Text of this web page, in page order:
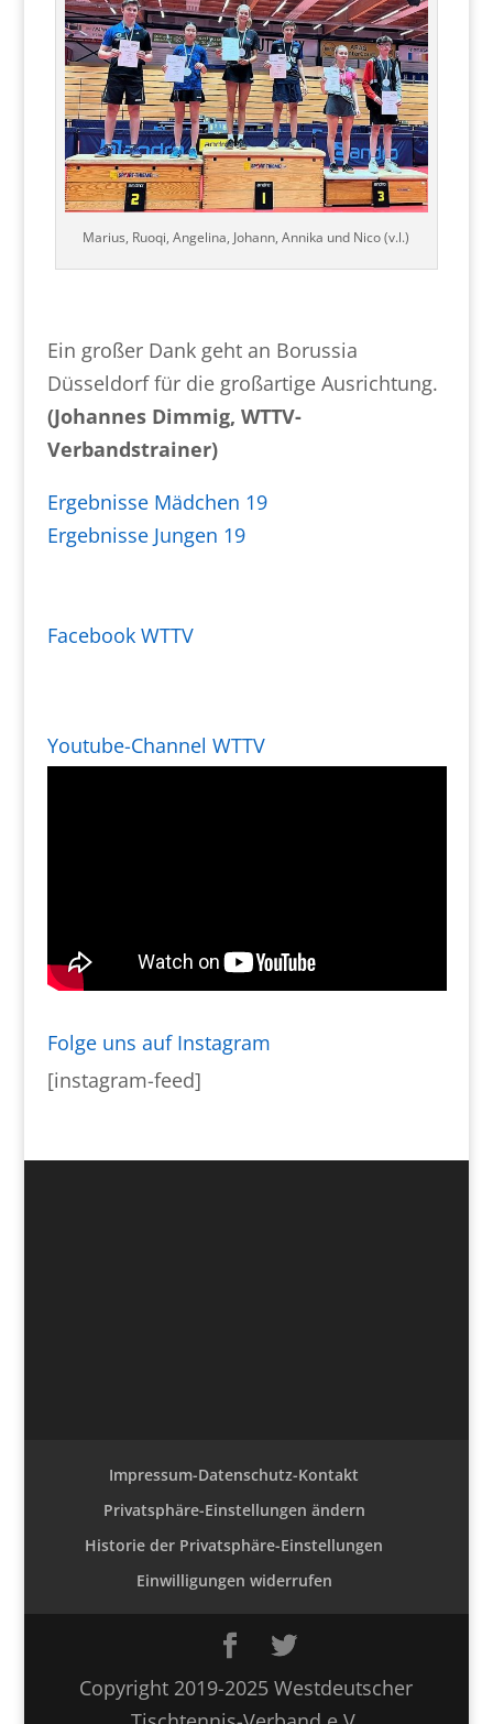
Marius, Ruoqi, Angelina, Johann, Annika und Nico (v.l.)
Ein großer Dank geht an Borussia
Düsseldorf für die großartige Ausrichtung.
(Johannes Dimmig, WTTV-
Verbandstrainer)
Ergebnisse Mädchen 19
Ergebnisse Jungen 19
Facebook WTTV
Youtube-Channel WTTV
Folge uns auf Instagram
[instagram-feed]
Impressum-Datenschutz-Kontakt
Privatsphäre-Einstellungen ändern
Historie der Privatsphäre-Einstellungen
Einwilligungen widerrufen
Copyright 2019-2025 Westdeutscher